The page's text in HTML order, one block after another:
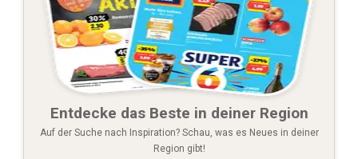
Entdecke das Beste in deiner Region
Auf der Suche nach Inspiration? Schau, was es Neues in deiner
Region gibt!